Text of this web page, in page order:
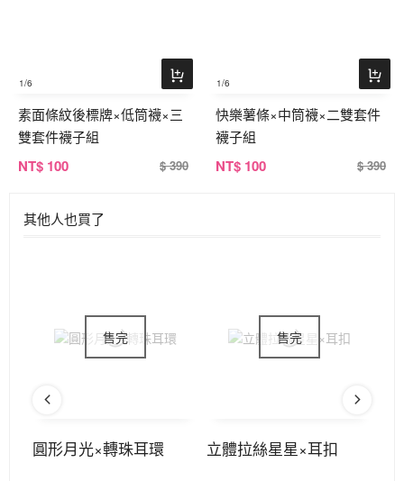
1/6
素面條紋後標牌×低筒襪×三
雙套件襪子組
NT$ 100 $ 390
1/6
快樂薯條×中筒襪×二雙套件
襪子組
NT$ 100 $ 390
其他人也買了
圓形月光×轉珠耳環 立體拉絲星星×耳扣